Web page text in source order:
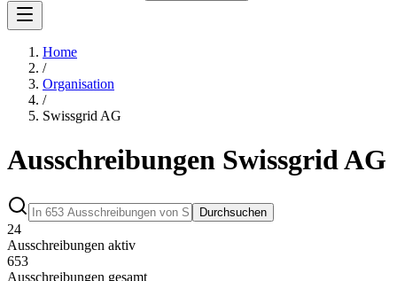
Home
/
Organisation
/
Swissgrid AG
Ausschreibungen Swissgrid AG
Durchsuchen
24
Ausschreibungen aktiv
653
Ausschreibungen gesamt